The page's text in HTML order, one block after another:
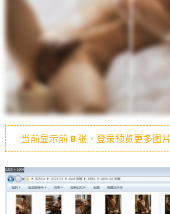
当前显示前 8张，登录预览更多图